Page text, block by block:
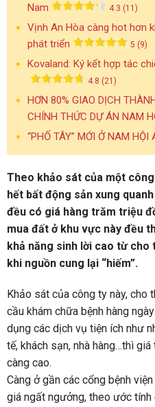
Nam
4.3 (11)
Vịnh An Hòa càng hot hơn
phát triển
5 (9)
Kovaland: Ký kết hợp tác
4.8 (21)
HƠN 80% GIAO DỊCH
CHÍNH THỨC DỰ ÁN NAM
“PHỐ TÂY” MỚI Ở NAM HỘI
Theo khảo sát của một
hết bất động sản xung
đều có giá hàng trăm triệu
mua đất ở khu vực này đều
khả năng sinh lời cao từ
khi nguồn cung lại “hiếm”.
Khảo sát của công ty này, cho
cầu khám chữa bệnh hàng
dụng các dịch vụ tiện ích như
tế, khách sạn, nhà hàng…thì
càng cao.
Càng ở gần các cổng bệnh
giá ngất ngưởng, theo ước